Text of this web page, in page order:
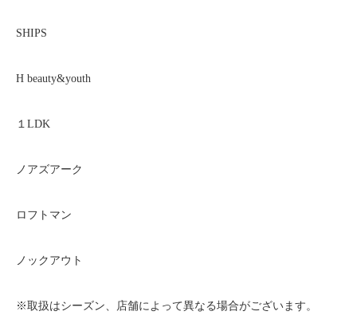
SHIPS
H beauty&youth
１LDK
ノアズアーク
ロフトマン
ノックアウト
※取扱はシーズン、店舗によって異なる場合がございます。